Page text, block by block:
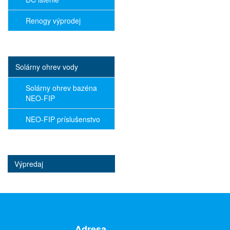
Renogy výprodej
Solárny ohrev vody
Solárny ohrev bazéna
NEO-FIP
NEO-FIP príslušenstvo
Výpredaj